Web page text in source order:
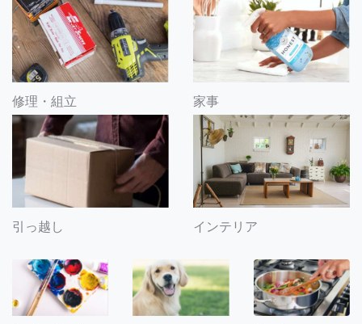
修理・組立 家事
引っ越し インテリア